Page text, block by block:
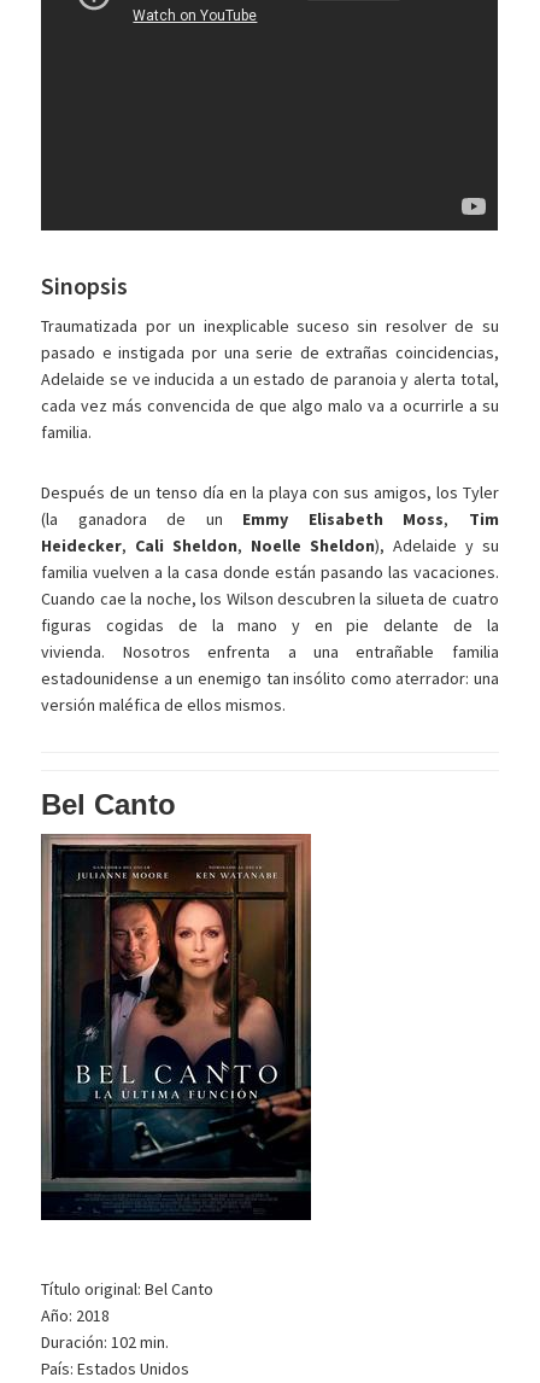
Sinopsis
Traumatizada por un inexplicable suceso sin resolver de su
pasado e instigada por una serie de extrañas coincidencias,
Adelaide se ve inducida a un estado de paranoia y alerta total,
cada vez más convencida de que algo malo va a ocurrirle a su
familia.
Después de un tenso día en la playa con sus amigos, los Tyler
(la ganadora de un Emmy Elisabeth Moss, Tim
Heidecker, Cali Sheldon, Noelle Sheldon), Adelaide y su
familia vuelven a la casa donde están pasando las vacaciones.
Cuando cae la noche, los Wilson descubren la silueta de cuatro
figuras cogidas de la mano y en pie delante de la
vivienda. Nosotros enfrenta a una entrañable familia
estadounidense a un enemigo tan insólito como aterrador: una
versión maléfica de ellos mismos.
Bel Canto
Título original: Bel Canto
Año: 2018
Duración: 102 min.
País: Estados Unidos